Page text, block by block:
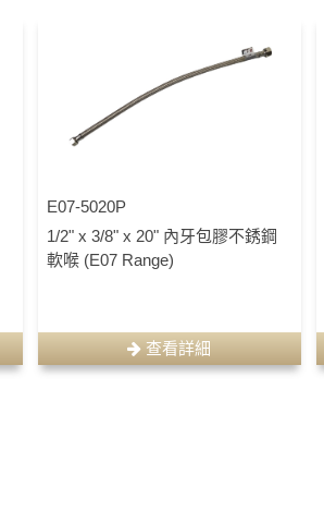
E07-5020P
1/2" x 3/8" x 20" 內牙包膠不銹鋼
軟喉 (E07 Range)
查看詳細